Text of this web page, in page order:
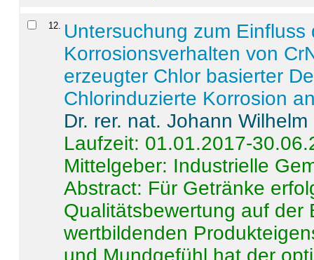
12
Untersuchung zum
Korrosionsverhalten von
erzeugter Chlor basierter
Chlorinduzierte Korrosion
Dr. rer. nat. Johann
Laufzeit: 01.01.2017-
Mittelgeber: Industrielle
Abstract: Für Getränke
Qualitätsbewertung auf der
wertbildenden
und Mundgefühl hat der